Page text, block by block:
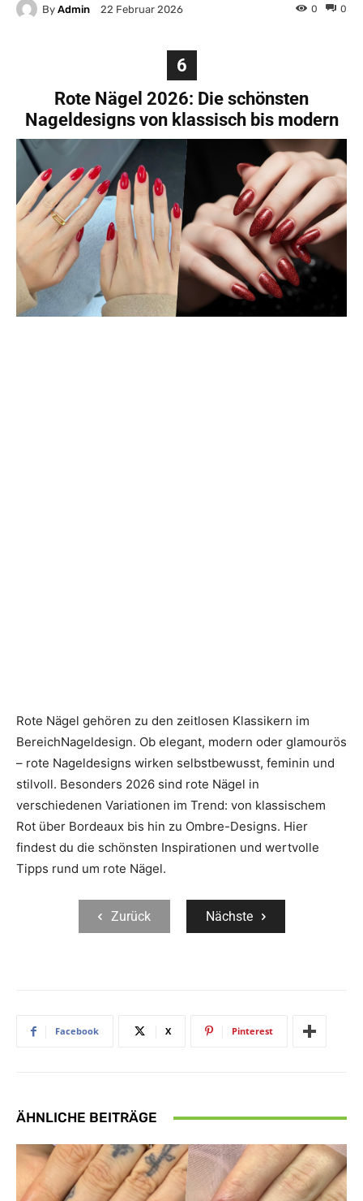
By Admin 22 Februar 2026 0
0
6
Rote Nägel 2026: Die schönsten
Nageldesigns von klassisch bis modern
Rote Nägel gehören zu den zeitlosen Klassikern im
BereichNageldesign. Ob elegant, modern oder glamourös
– rote Nageldesigns wirken selbstbewusst, feminin und
stilvoll. Besonders 2026 sind rote Nägel in
verschiedenen Variationen im Trend: von klassischem
Rot über Bordeaux bis hin zu Ombre-Designs. Hier
findest du die schönsten Inspirationen und wertvolle
Tipps rund um rote Nägel.
Zurück Nächste
Facebook X Pinterest
ÄHNLICHE BEITRÄGE